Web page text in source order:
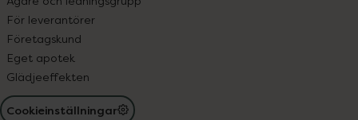
För leverantörer
Företagskund
Eget apotek
Glädjeeffekten
Cookieinställningar